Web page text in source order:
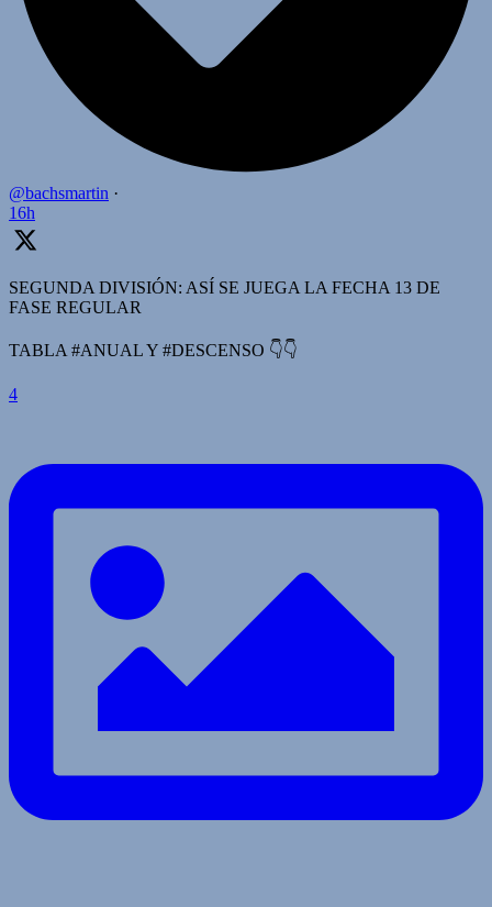
@bachsmartin ·
16h
SEGUNDA DIVISIÓN: ASÍ SE JUEGA LA FECHA 13 DE
FASE REGULAR
TABLA #ANUAL Y #DESCENSO 👇👇
4